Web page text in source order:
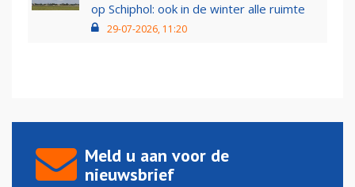
op Schiphol: ook in de winter alle ruimte
29-07-2026, 11:20
Meld u aan voor de
nieuwsbrief